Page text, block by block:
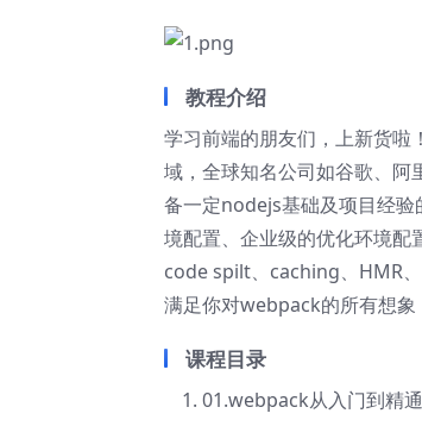
教程介绍
学习前端的朋友们，上新货
域，全球知名公司如谷歌、
备一定nodejs基础及项目经
境配置、企业级的优化环境
code spilt、caching、HMR
满足你对webpack的所有想
课程目录
01.webpack从入门到精